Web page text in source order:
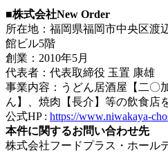
■株式会社New Order
所在地：福岡県福岡市中央区渡
館ビル5階
創業：2010年5月
代表者：代表取締役 玉置 康雄
事業内容：うどん居酒屋【二〇
ん】、焼肉【長介】等の飲食店
公式HP : https://www.niwakaya-
本件に関するお問い合わせ先
株式会社フードプラス・ホール